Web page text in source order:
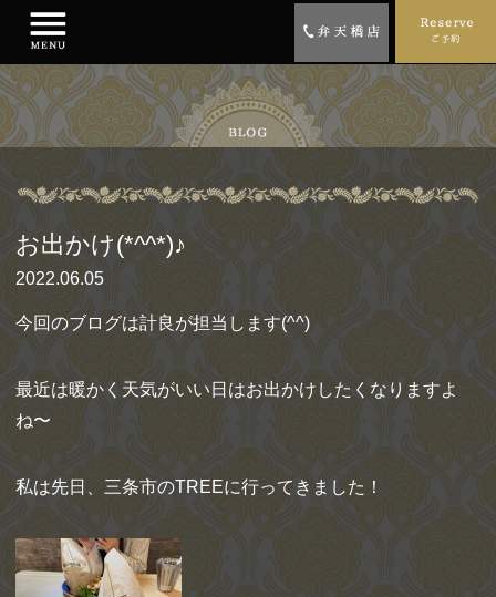
お出かけ(*^^*)♪
2022.06.05
今回のブログは計良が担当します(^^)
最近は暖かく天気がいい日はお出かけしたくなりますよ
ね〜
私は先日、三条市のTREEに行ってきました！